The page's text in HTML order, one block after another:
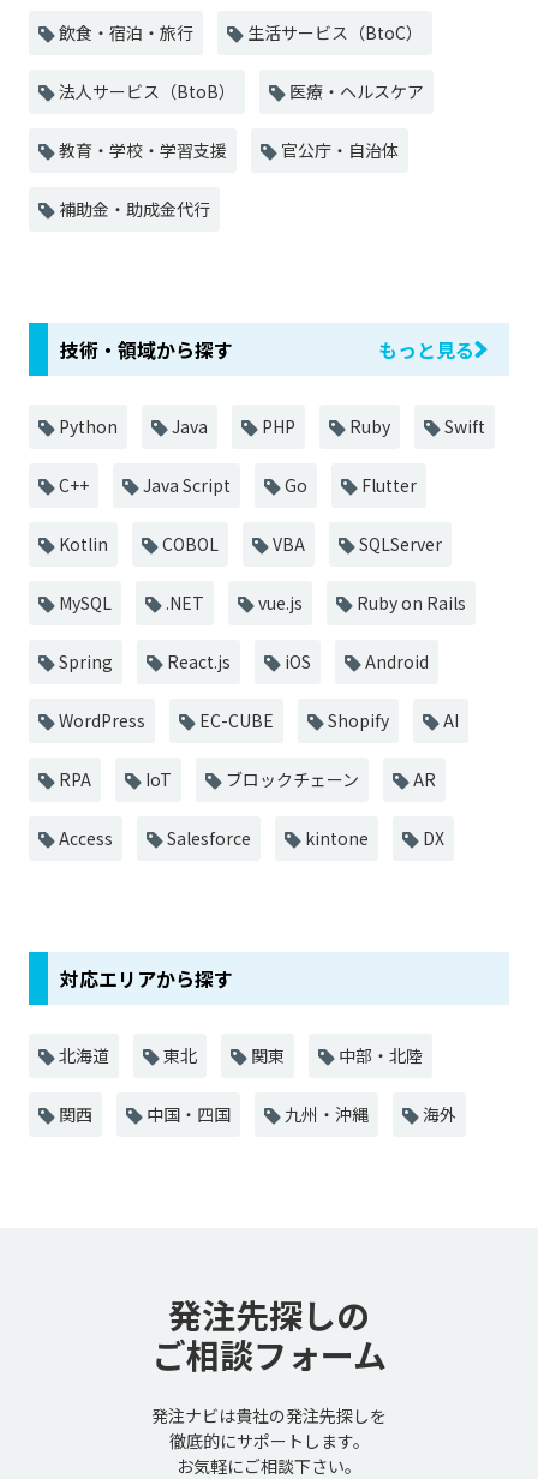
飲食・宿泊・旅行 生活サービス（BtoC）
法人サービス（BtoB） 医療・ヘルスケア
教育・学校・学習支援 官公庁・自治体
補助金・助成金代行
技術・領域から探す もっと見る
Python Java PHP Ruby Swift
C++ Java Script Go Flutter
Kotlin COBOL VBA SQLServer
MySQL .NET vue.js Ruby on Rails
Spring React.js iOS Android
WordPress EC-CUBE Shopify AI
RPA IoT ブロックチェーン AR
Access Salesforce kintone DX
対応エリアから探す
北海道 東北 関東 中部・北陸
関西 中国・四国 九州・沖縄 海外
発注先探しの
ご相談フォーム
発注ナビは貴社の発注先探しを
徹底的にサポートします。
お気軽にご相談下さい。